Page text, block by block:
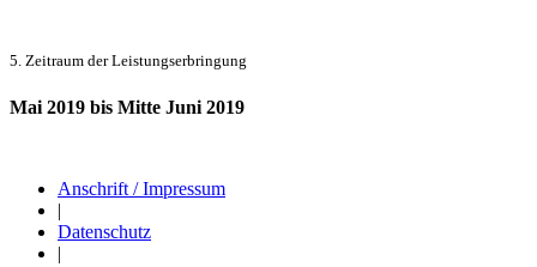
5. Zeitraum der Leistungserbringung
Mai 2019 bis Mitte Juni 2019
Anschrift / Impressum
|
Datenschutz
|